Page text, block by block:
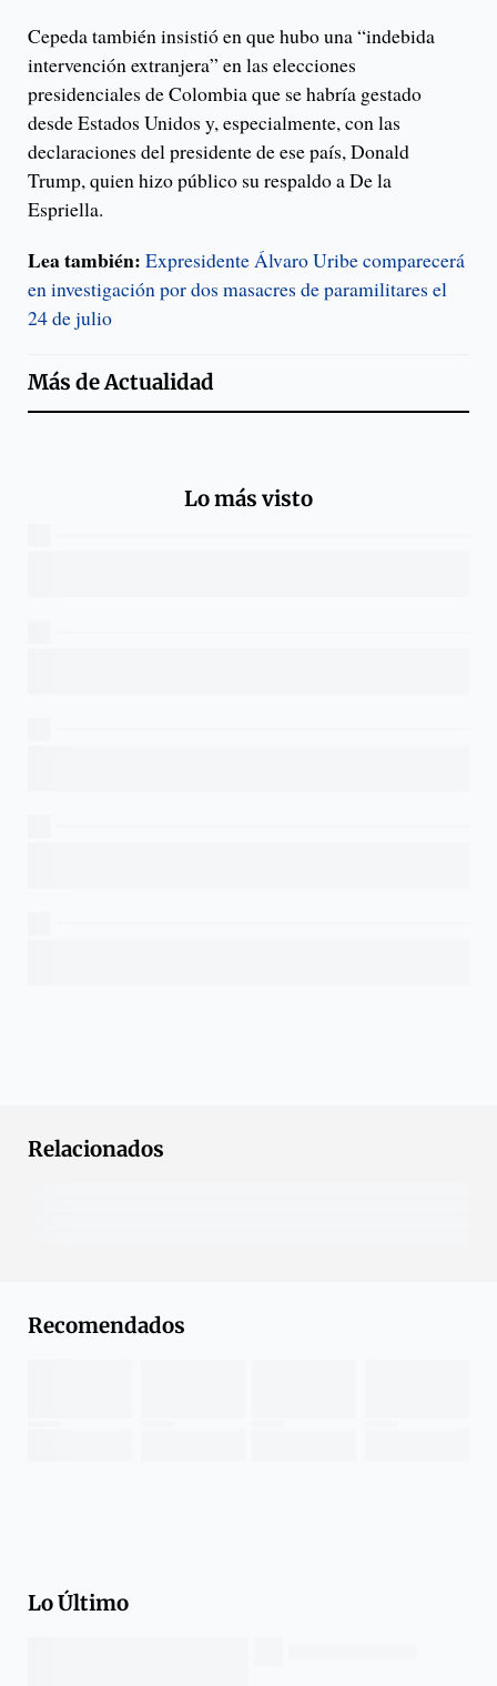
Cepeda también insistió en que hubo una “indebida
intervención extranjera” en las elecciones
presidenciales de Colombia que se habría gestado
desde Estados Unidos y, especialmente, con las
declaraciones del presidente de ese país, Donald
Trump, quien hizo público su respaldo a De la
Espriella.
Lea también: Expresidente Álvaro Uribe comparecerá
en investigación por dos masacres de paramilitares el
24 de julio
Más deActualidad
Lo más visto
Relacionados
Recomendados
Lo Último